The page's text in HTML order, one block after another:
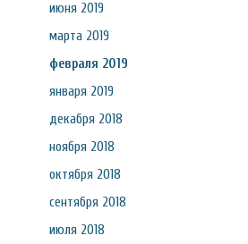
июня 2019
марта 2019
февраля 2019
января 2019
декабря 2018
ноября 2018
октября 2018
сентября 2018
июля 2018